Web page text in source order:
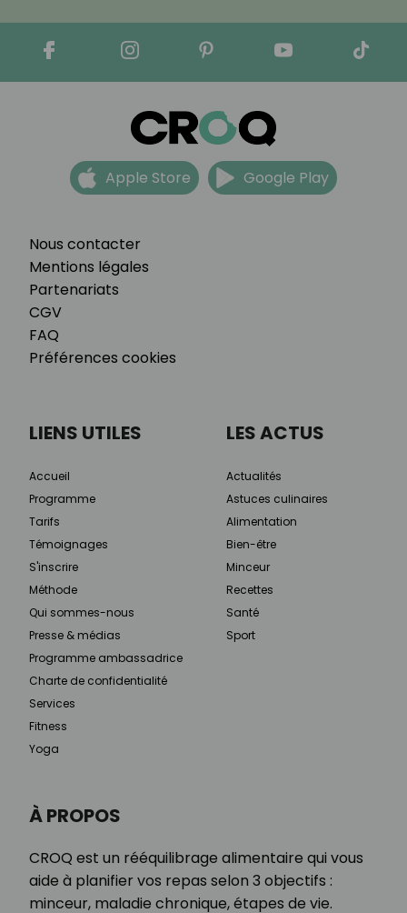
Nous contacter
Mentions légales
Partenariats
CGV
FAQ
Préférences cookies
Apple Store Google Play
À PROPOS
CROQ est un rééquilibrage alimentaire qui vous
aide à planifier vos repas selon 3 objectifs :
minceur, maladie chronique, étapes de vie.
LIENS UTILES
Accueil
Programme
Tarifs
Témoignages
S'inscrire
Méthode
Qui sommes-nous
Presse & médias
Programme ambassadrice
Charte de confidentialité
Services
Fitness
Yoga
LES ACTUS
Actualités
Astuces culinaires
Alimentation
Bien-être
Minceur
Recettes
Santé
Sport